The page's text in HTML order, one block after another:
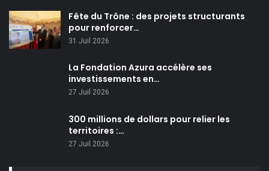
Fête du Trône : des projets structurants
pour renforcer…
31 Juil 2026
La Fondation Azura accélère ses
investissements en…
27 Juil 2026
300 millions de dollars pour relier les
territoires :…
27 Juil 2026